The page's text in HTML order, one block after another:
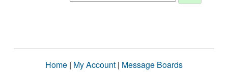
Home | My Account | Message Boards